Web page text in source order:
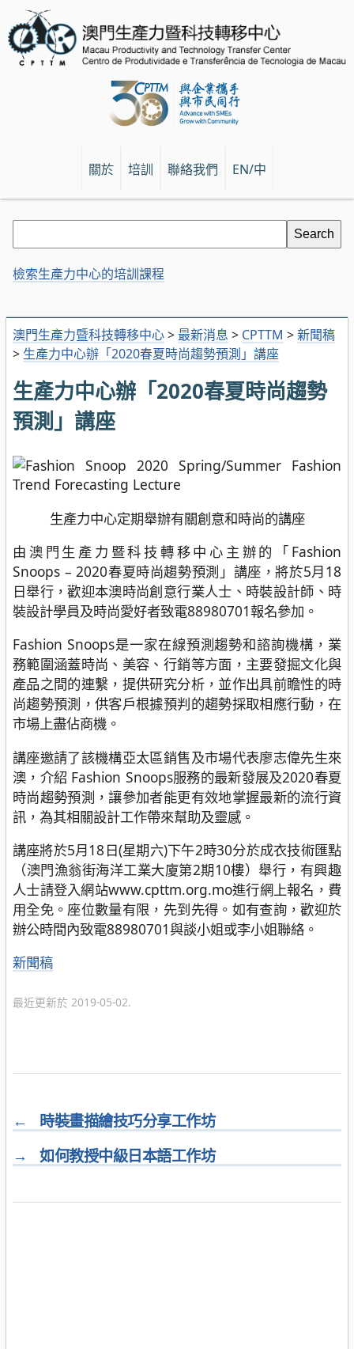
關於 培訓 聯絡我們 EN/中
澳門生產力暨科技轉移中心> 最新消息 > CPTTM >新聞稿
> 生產力中心辦「2020春夏時尚趨勢預測」講座
生產力中心辦「2020春夏時尚趨勢
預測」講座
生產力中心定期舉辦有關創意和時尚的講座
由澳門生產力暨科技轉移中心主辦的「Fashion
Snoops – 2020春夏時尚趨勢預測」講座，將於5月18
日舉行，歡迎本澳時尚創意行業人士、時裝設計師、時
裝設計學員及時尚愛好者致電88980701報名參加。
Fashion Snoops是一家在線預測趨勢和諮詢機構，業
務範圍涵蓋時尚、美容、行銷等方面，主要發掘文化與
產品之間的連繫，提供研究分析，並作出具前瞻性的時
尚趨勢預測，供客戶根據預判的趨勢採取相應行動，在
市場上盡佔商機。
講座邀請了該機構亞太區銷售及市場代表廖志偉先生來
澳，介紹 Fashion Snoops服務的最新發展及2020春夏
時尚趨勢預測，讓參加者能更有效地掌握最新的流行資
訊，為其相關設計工作帶來幫助及靈感。
講座將於5月18日(星期六)下午2時30分於成衣技術匯點
（澳門漁翁街海洋工業大廈第2期10樓）舉行，有興趣
人士請登入網站www.cpttm.org.mo進行網上報名，費
用全免。座位數量有限，先到先得。如有查詢，歡迎於
辦公時間內致電88980701與談小姐或李小姐聯絡。
分
新聞稿
最近更新於 2019-05-02.
←
時裝畫描繪技巧分享工作坊
→
如何教授中級日本語工作坊
檢索生產力中心的培訓課程